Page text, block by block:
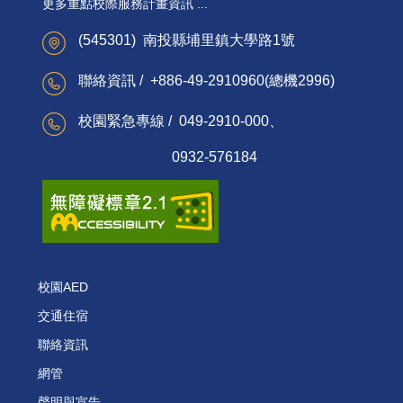
更多重點校際服務計畫資訊 ...
(545301) 南投縣埔里鎮大學路1號
聯絡資訊 / +886-49-2910960(總機2996)
校園緊急專線 / 049-2910-000、
0932-576184
校園AED
交通住宿
聯絡資訊
網管